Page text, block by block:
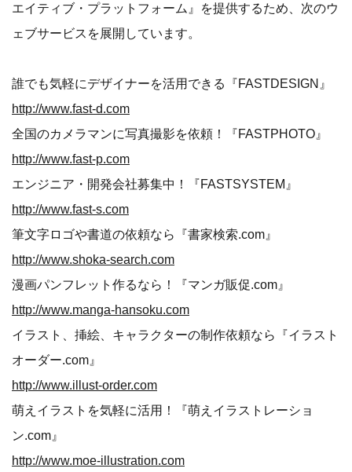
エイティブ・プラットフォーム』を提供するため、次のウ
ェブサービスを展開しています。
誰でも気軽にデザイナーを活用できる『FASTDESIGN』
http://www.fast-d.com
全国のカメラマンに写真撮影を依頼！『FASTPHOTO』
http://www.fast-p.com
エンジニア・開発会社募集中！『FASTSYSTEM』
http://www.fast-s.com
筆文字ロゴや書道の依頼なら『書家検索.com』
http://www.shoka-search.com
漫画パンフレット作るなら！『マンガ販促.com』
http://www.manga-hansoku.com
イラスト、挿絵、キャラクターの制作依頼なら『イラスト
オーダー.com』
http://www.illust-order.com
萌えイラストを気軽に活用！『萌えイラストレーショ
ン.com』
http://www.moe-illustration.com